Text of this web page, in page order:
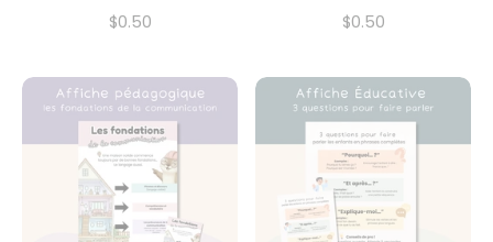
$0.50
$0.50